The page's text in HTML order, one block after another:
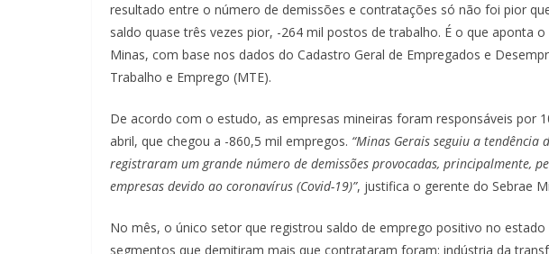
resultado entre o número de demissões e contratações só não foi pior
saldo quase três vezes pior, -264 mil postos de trabalho. É o que aponta
Minas, com base nos dados do Cadastro Geral de Empregados e
Trabalho e Emprego (MTE).
De acordo com o estudo, as empresas mineiras foram responsáveis por
abril, que chegou a -860,5 mil empregos. “Minas Gerais seguiu a
registraram um grande número de demissões provocadas, principalmente,
empresas devido ao coronavírus (Covid-19)”, justifica o gerente do Sebrae
No mês, o único setor que registrou saldo de emprego positivo no estado
segmentos que demitiram mais que contrataram foram: indústria da